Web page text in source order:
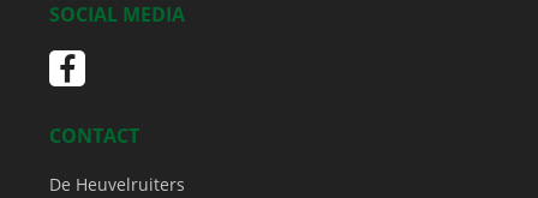
SOCIAL MEDIA
CONTACT
De Heuvelruiters